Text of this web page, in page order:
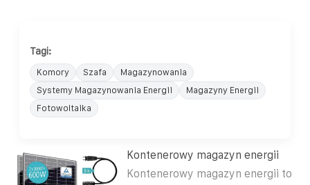
Tagi:
Komory Szafa
Magazynowania
Systemy Magazynowania Energii
Magazyny Energii
Fotowoltaika
Kontenerowy magazyn energii
Kontenerowy magazyn energii to